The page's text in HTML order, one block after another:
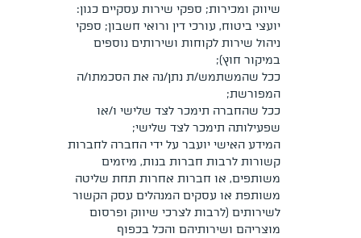
שיווק ומכירות; ספקי שירות עסקיים כגון:
יועצי ביטוח, עורכי דין ורואי חשבון; ספקי
ניהול שירות לקוחות ושירותים נוספים
במיקור חוץ);
ככל שהמשתמש/ת נתן/נה את הסכמתו/ה
המפורשת;
ככל שהחברה תימכר לצד שלישי ו/או
שפעילותה תימכר לצד שלישי;
המידע האישי יועבר על ידי החברה לחברות
קשורות לרבות חברות בנות, מיזמים
משותפים, או חברות אחרות תחת שליטה
משותפת או עסקים המנהלים עסק הקשור
לשירותים (לרבות לצרכי שיווק ופרסום
מוצריהם ושירותיהם והכל בכפוף